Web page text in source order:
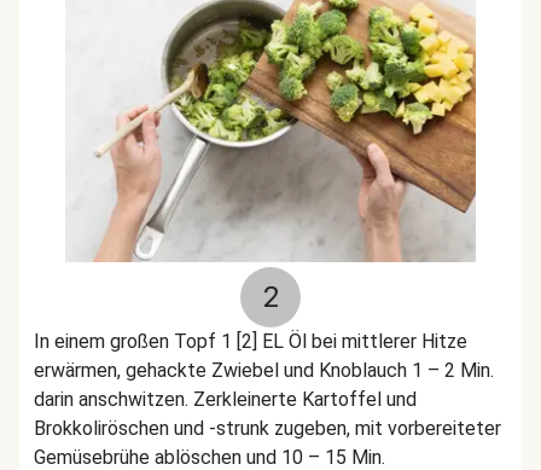
2
In einem großen Topf 1 [2] EL Öl bei mittlerer Hitze
erwärmen, gehackte Zwiebel und Knoblauch 1 – 2 Min.
darin anschwitzen. Zerkleinerte Kartoffel und
Brokkoliröschen und -strunk zugeben, mit vorbereiteter
Gemüsebrühe ablöschen und 10 – 15 Min.